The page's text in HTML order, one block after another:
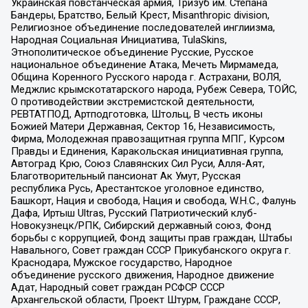
Украинская повстанческая армия, Тризуб им. Степана
Бандеры, Братство, Белый Крест, Misanthropic division,
Религиозное объединение последователей инглиизма,
Народная Социальная Инициатива, TulaSkins,
Этнополитическое объединение Русские, Русское
национальное объединение Атака, Мечеть Мирмамеда,
Община Коренного Русского народа г. Астрахани, ВОЛЯ,
Меджлис крымскотатарского народа, Рубеж Севера, ТОЙС,
О противодействии экстремистской деятельности,
РЕВТАТПОД, Артподготовка, Штольц, В честь иконы
Божией Матери Державная, Сектор 16, Независимость,
Фирма, Молодежная правозащитная группа МПГ, Курсом
Правды и Единения, Каракольская инициативная группа,
Автоград Крю, Союз Славянских Сил Руси, Алля-Аят,
Благотворительный пансионат Ак Умут, Русская
республика Русь, Арестантское уголовное единство,
Башкорт, Нация и свобода, Нация и свобода, W.H.С., Фалунь
Дафа, Иртыш Ultras, Русский Патриотический клуб-
Новокузнецк/РПК, Сибирский державный союз, Фонд
борьбы с коррупцией, Фонд защиты прав граждан, Штабы
Навального, Совет граждан СССР Прикубанского округа г.
Краснодара, Мужское государство, Народное
объединение русского движения, Народное движение
Адат, Народный совет граждан РСФСР СССР
Архангельской области, Проект Штурм, Граждане СССР,